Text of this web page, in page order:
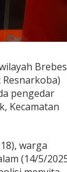
Brebes
pengedar
Kecamatan
warga
(14/5/
Jalan
Lampu di